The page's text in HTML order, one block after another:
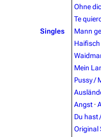
Navigation
Main page
Random page
Singles
Ohne
Te
Mann
Haifisch
Mein
Pussy /
Angst ·
Du hast
Original